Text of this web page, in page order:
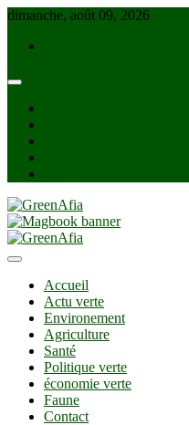
Skip
content
dimanche, août 09, 2026
GreenAfia
Accueil
Actu verte
Environement
Agriculture
Santé
Politique verte
économie verte
Faune
Contact